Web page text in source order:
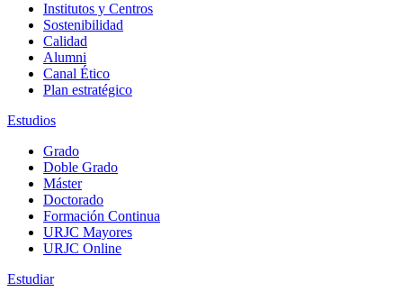
Institutos y Centros
Sostenibilidad
Calidad
Alumni
Canal Ético
Plan estratégico
Estudios
Grado
Doble Grado
Máster
Doctorado
Formación Continua
URJC Mayores
URJC Online
Estudiar